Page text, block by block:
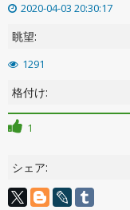
2020-04-03 20:30:17
眺望:
1291
格付け:
1
シェア: